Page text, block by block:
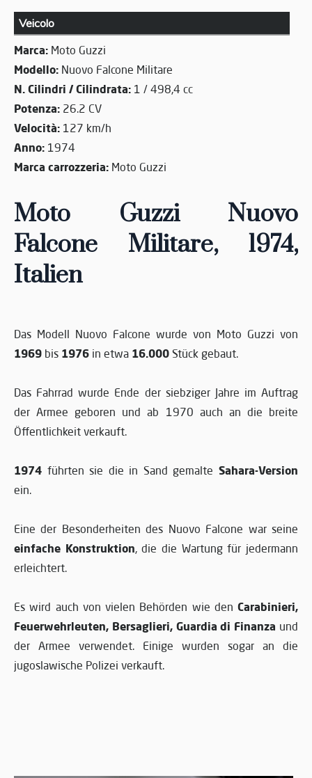
Veicolo
Marca: Moto Guzzi
Modello: Nuovo Falcone Militare
N. Cilindri / Cilindrata: 1 / 498,4 cc
Potenza: 26.2 CV
Velocità: 127 km/h
Anno: 1974
Marca carrozzeria: Moto Guzzi
Moto Guzzi Nuovo
Falcone Militare, 1974,
Italien
Das Modell Nuovo Falcone wurde von Moto Guzzi von
1969 bis 1976 in etwa 16.000 Stück gebaut.
Das Fahrrad wurde Ende der siebziger Jahre im Auftrag
der Armee geboren und ab 1970 auch an die breite
Öffentlichkeit verkauft.
1974 führten sie die in Sand gemalte Sahara-Version
ein.
Eine der Besonderheiten des Nuovo Falcone war seine
einfache Konstruktion, die die Wartung für jedermann
erleichtert.
Es wird auch von vielen Behörden wie den Carabinieri,
Feuerwehrleuten, Bersaglieri, Guardia di Finanza und
der Armee verwendet. Einige wurden sogar an die
jugoslawische Polizei verkauft.